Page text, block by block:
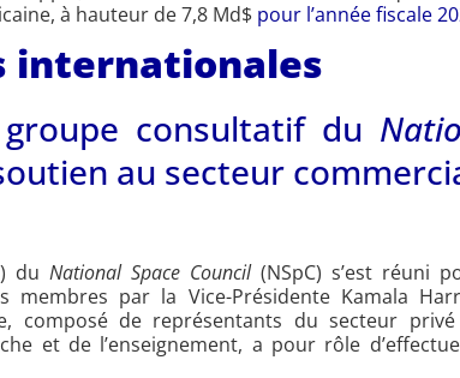
à hauteur de 7,8 Md$ pour l’année fiscale
internationales
consultatif du
au secteur
du National Space Council(NSpC) s’est réuni
par la Vice-Présidente Kamala
composé de représentants du secteur privé
et de l’enseignement, a pour rôle